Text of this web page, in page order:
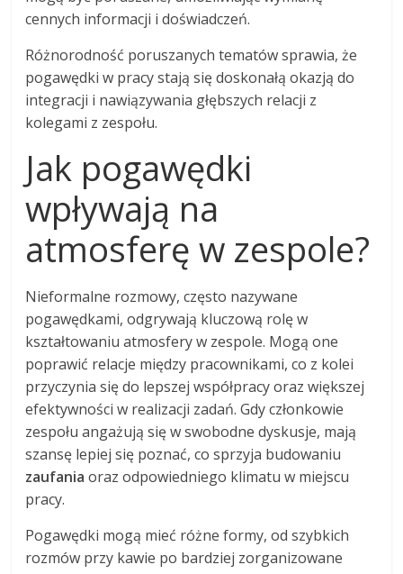
cennych informacji i doświadczeń.
Różnorodność poruszanych tematów sprawia, że
pogawędki w pracy stają się doskonałą okazją do
integracji i nawiązywania głębszych relacji z
kolegami z zespołu.
Jak pogawędki
wpływają na
atmosferę w zespole?
Nieformalne rozmowy, często nazywane
pogawędkami, odgrywają kluczową rolę w
kształtowaniu atmosfery w zespole. Mogą one
poprawić relacje między pracownikami, co z kolei
przyczynia się do lepszej współpracy oraz większej
efektywności w realizacji zadań. Gdy członkowie
zespołu angażują się w swobodne dyskusje, mają
szansę lepiej się poznać, co sprzyja budowaniu
zaufania oraz odpowiedniego klimatu w miejscu
pracy.
Pogawędki mogą mieć różne formy, od szybkich
rozmów przy kawie po bardziej zorganizowane